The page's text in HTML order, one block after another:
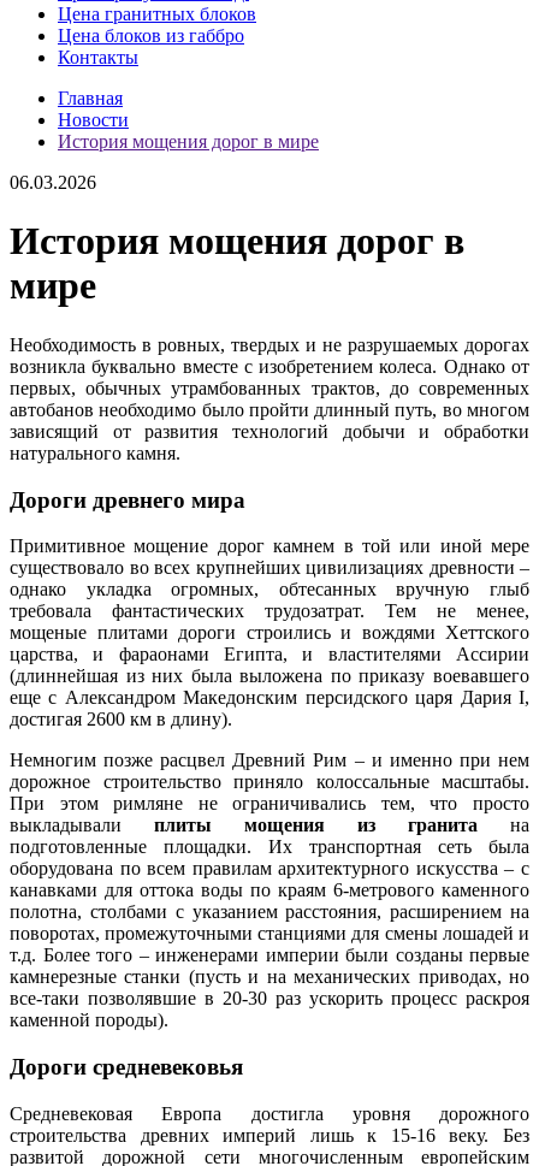
Цена гранитных блоков
Цена блоков из габбро
Контакты
Главная
Новости
История мощения дорог в мире
06.03.2026
История мощения дорог в
мире
Необходимость в ровных, твердых и не разрушаемых дорогах
возникла буквально вместе с изобретением колеса. Однако от
первых, обычных утрамбованных трактов, до современных
автобанов необходимо было пройти длинный путь, во многом
зависящий от развития технологий добычи и обработки
натурального камня.
Дороги древнего мира
Примитивное мощение дорог камнем в той или иной мере
существовало во всех крупнейших цивилизациях древности –
однако укладка огромных, обтесанных вручную глыб
требовала фантастических трудозатрат. Тем не менее,
мощеные плитами дороги строились и вождями Хеттского
царства, и фараонами Египта, и властителями Ассирии
(длиннейшая из них была выложена по приказу воевавшего
еще с Александром Македонским персидского царя Дария I,
достигая 2600 км в длину).
Немногим позже расцвел Древний Рим – и именно при нем
дорожное строительство приняло колоссальные масштабы.
При этом римляне не ограничивались тем, что просто
выкладывали плиты мощения из гранита на
подготовленные площадки. Их транспортная сеть была
оборудована по всем правилам архитектурного искусства – с
канавками для оттока воды по краям 6-метрового каменного
полотна, столбами с указанием расстояния, расширением на
поворотах, промежуточными станциями для смены лошадей и
т.д. Более того – инженерами империи были созданы первые
камнерезные станки (пусть и на механических приводах, но
все-таки позволявшие в 20-30 раз ускорить процесс раскроя
каменной породы).
Дороги средневековья
Средневековая Европа достигла уровня дорожного
строительства древних империй лишь к 15-16 веку. Без
развитой дорожной сети многочисленным европейским